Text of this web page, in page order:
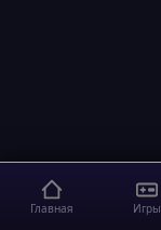
Главная Игры